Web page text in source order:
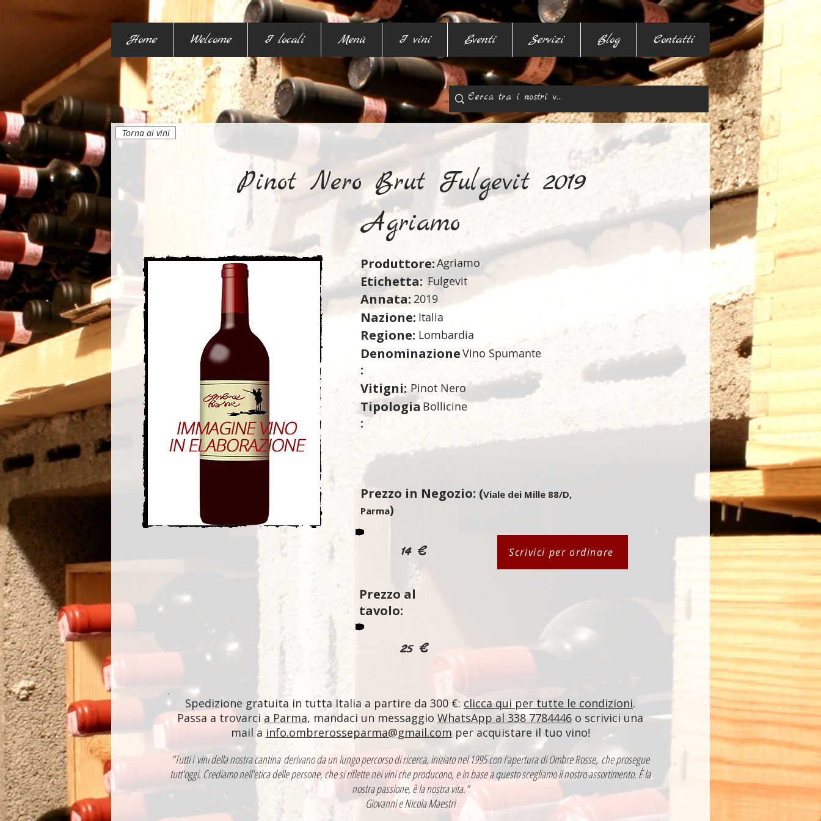
Home Welcome I locali Menù I vini Eventi Servizi Blog Contatti
Torna ai vini
Pinot Nero Brut Fulgevit 2019
Agriamo
Produttore:Agriamo
Etichetta: Fulgevit
Annata: 2019
Nazione: Italia
Regione: Lombardia
Denominazione
:
Vino Spumante
Vitigni: Pinot Nero
Tipologia
:
Bollicine
Prezzo in Negozio: (Viale dei Mille 88/D,
Parma)
14 € Scrivici per ordinare
Prezzo al
tavolo:
25 €
Spedizione gratuita in tutta Italia a partire da 300 €: clicca qui per tutte le condizioni.
Passa a trovarci a Parma, mandaci un messaggio WhatsApp al 338 7784446 o scrivici una
mail a info.ombrerosseparma@gmail.com per acquistare il tuo vino!
"Tutti i vini della nostra cantina derivano da un lungo percorso di ricerca, iniziato nel 1995 con l'apertura di Ombre Rosse, che prosegue
tutt'oggi. Crediamo nell'etica delle persone, che si riflette nei vini che producono, e in base a questo scegliamo il nostro assortimento. È la
nostra passione, è la nostra vita."
Giovanni e Nicola Maestri